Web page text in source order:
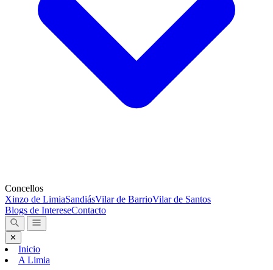
Concellos
Xinzo de LimiaSandiásVilar de BarrioVilar de Santos
Blogs de IntereseContacto
✕
Inicio
A Limia